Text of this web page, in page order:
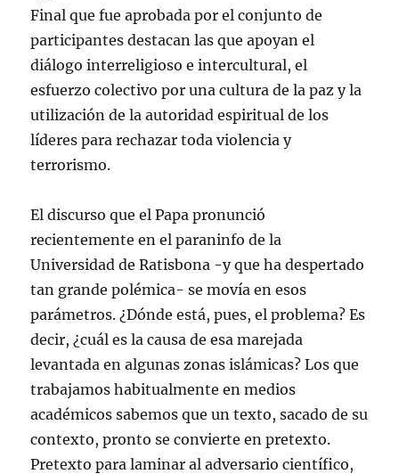
Final que fue aprobada por el conjunto de
participantes destacan las que apoyan el
diálogo interreligioso e intercultural, el
esfuerzo colectivo por una cultura de la paz y la
utilización de la autoridad espiritual de los
líderes para rechazar toda violencia y
terrorismo.
El discurso que el Papa pronunció
recientemente en el paraninfo de la
Universidad de Ratisbona -y que ha despertado
tan grande polémica- se movía en esos
parámetros. ¿Dónde está, pues, el problema? Es
decir, ¿cuál es la causa de esa marejada
levantada en algunas zonas islámicas? Los que
trabajamos habitualmente en medios
académicos sabemos que un texto, sacado de su
contexto, pronto se convierte en pretexto.
Pretexto para laminar al adversario científico,